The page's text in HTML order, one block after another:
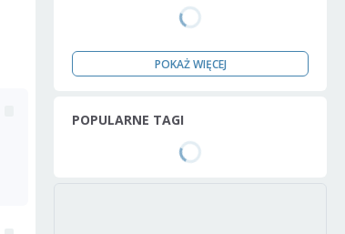
POKAŻ WIĘCEJ
POPULARNE TAGI